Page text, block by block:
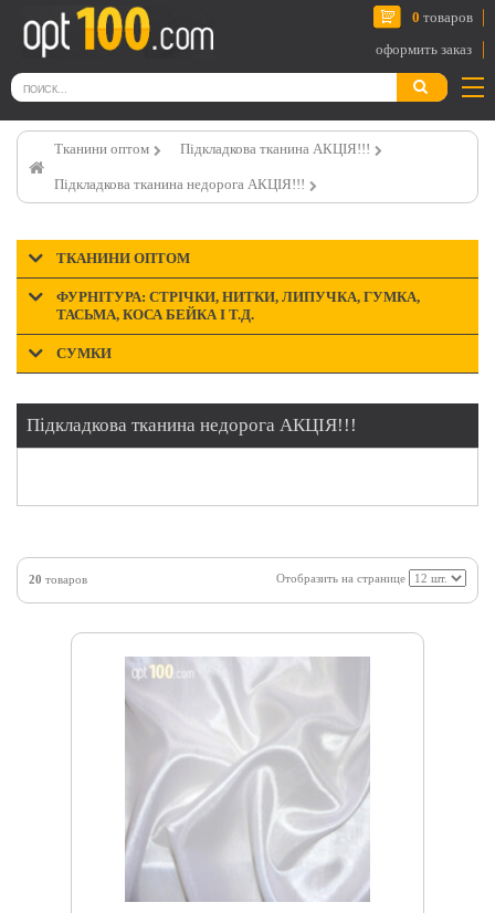
0 товаров
оформить заказ
Тканини оптом Підкладкова тканина АКЦІЯ!!!
Підкладкова тканина недорога АКЦІЯ!!!
ТКАНИНИ ОПТОМ
ФУРНІТУРА: СТРІЧКИ, НИТКИ, ЛИПУЧКА, ГУМКА,
ТАСЬМА, КОСА БЕЙКА І Т.Д.
СУМКИ
Підкладкова тканина недорога АКЦІЯ!!!
20 товаров Отобразить на странице